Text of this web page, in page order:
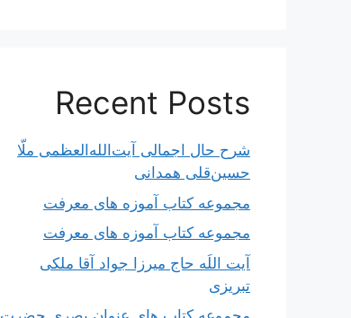
Recent Posts
شرح حال اجمالی آیت‌الله‌العظمی ملّا
حسین‌قلی همدانی
مجموعه کتاب آموزه های معرفت
مجموعه کتاب آموزه های معرفت
آیت اللَه حاج میرزا جواد آقا ملکی
تبریزی